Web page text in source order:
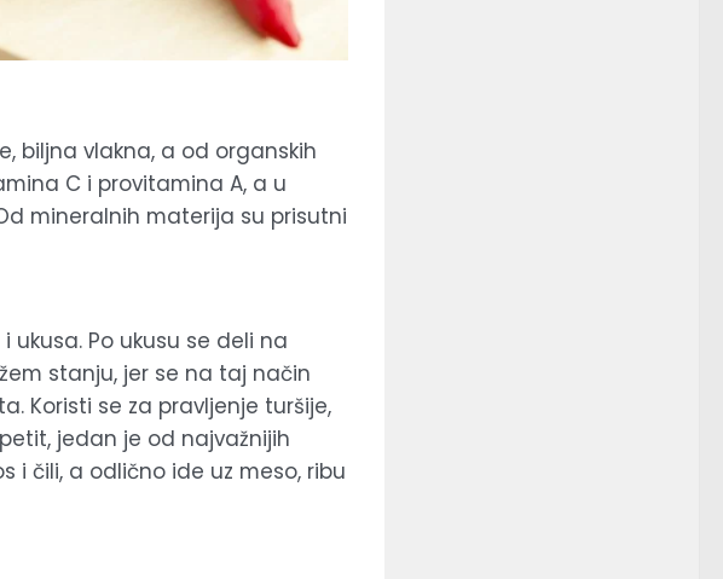
biljna vlakna, a od organskih
C i provitamina A, a u
mineralnih materija su prisutni
ukusa. Po ukusu se deli na
stanju, jer se na taj način
Koristi se za pravljenje turšije,
jedan je od najvažnijih
i čili, a odlično ide uz meso, ribu